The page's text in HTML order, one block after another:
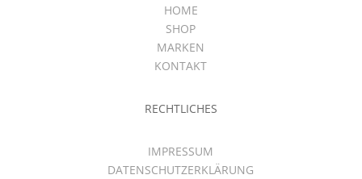
HOME
SHOP
MARKEN
KONTAKT
RECHTLICHES
IMPRESSUM
DATENSCHUTZERKLÄRUNG